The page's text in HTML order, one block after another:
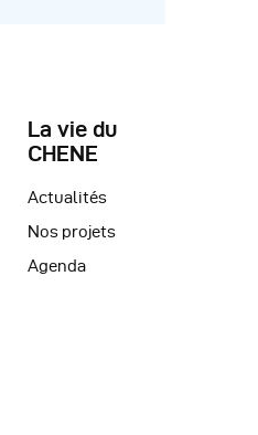
La vie du
CHENE
Actualités
Nos projets
Agenda